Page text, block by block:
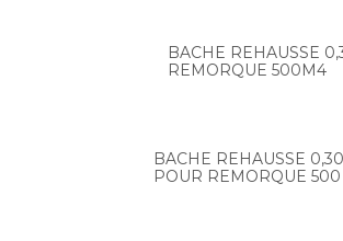
BACHE REHAUSSE
REMORQUE 500M4
BACHE REHAUSSE
POUR REMORQUE